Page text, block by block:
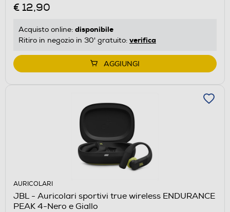
€ 12,90
Acquisto online: disponibile
Ritiro in negozio in 30' gratuito: verifica
AGGIUNGI
AURICOLARI
JBL - Auricolari sportivi true wireless ENDURANCE
PEAK 4-Nero e Giallo